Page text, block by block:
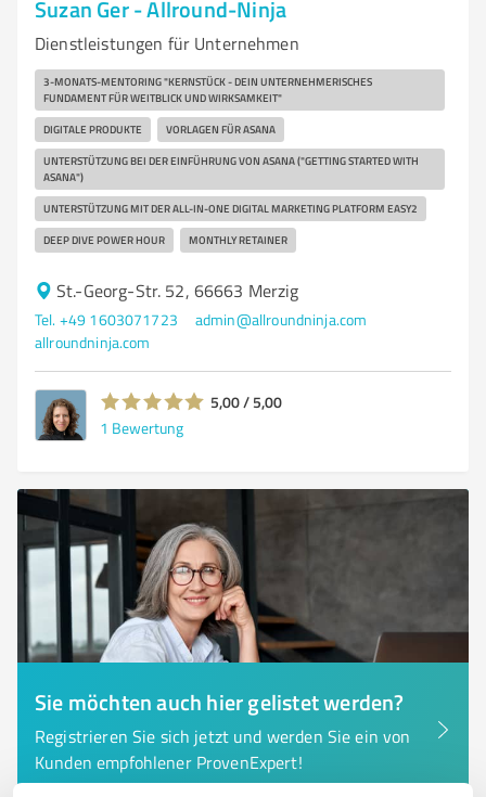
Suzan Ger - Allround-Ninja
Dienstleistungen für Unternehmen
3-MONATS-MENTORING "KERNSTÜCK - DEIN UNTERNEHMERISCHES
FUNDAMENT FÜR WEITBLICK UND WIRKSAMKEIT"
DIGITALE PRODUKTE VORLAGEN FÜR ASANA
UNTERSTÜTZUNG BEI DER EINFÜHRUNG VON ASANA ("GETTING STARTED WITH
ASANA")
UNTERSTÜTZUNG MIT DER ALL-IN-ONE DIGITAL MARKETING PLATFORM EASY2
DEEP DIVE POWER HOUR MONTHLY RETAINER
St.-Georg-Str. 52, 66663 Merzig
Tel. +49 1603071723
admin@allroundninja.com
allroundninja.com
5,00 / 5,00
1 Bewertung
Sie möchten auch hier gelistet werden?
Registrieren Sie sich jetzt und werden Sie ein von
Kunden empfohlener ProvenExpert!